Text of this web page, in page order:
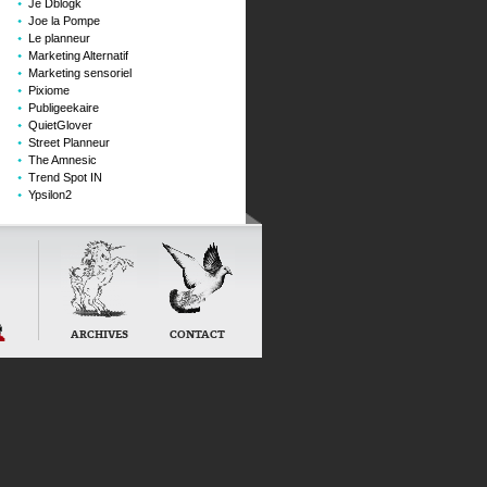
Je Dblogk
Joe la Pompe
Le planneur
Marketing Alternatif
Marketing sensoriel
Pixiome
Publigeekaire
QuietGlover
Street Planneur
The Amnesic
Trend Spot IN
Ypsilon2
ARCHIVES CONTACT